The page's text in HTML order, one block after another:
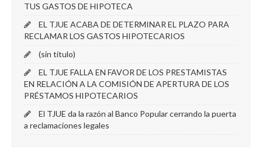
TUS GASTOS DE HIPOTECA
EL TJUE ACABA DE DETERMINAR EL PLAZO PARA
RECLAMAR LOS GASTOS HIPOTECARIOS
(sin título)
EL TJUE FALLA EN FAVOR DE LOS PRESTAMISTAS
EN RELACIÓN A LA COMISIÓN DE APERTURA DE LOS
PRÉSTAMOS HIPOTECARIOS
El TJUE da la razón al Banco Popular cerrando la puerta
a reclamaciones legales